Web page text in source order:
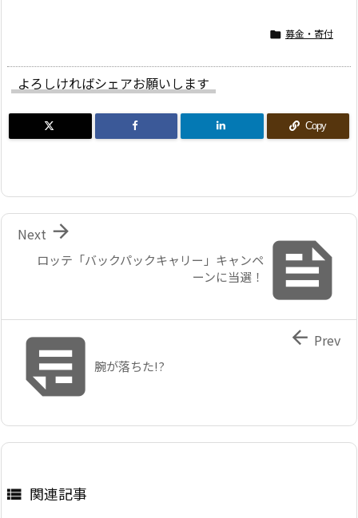
 募金・寄付
よろしければシェアお願いします
Copy

ロッテ「バックパックキャリー」キャンペ
ーンに当選！

Next
腕が落ちた!?
 Prev
 関連記事